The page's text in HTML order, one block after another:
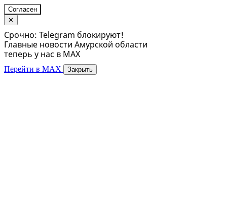
Согласен
✕
Срочно: Telegram блокируют!
Главные новости Амурской области
теперь у нас в MAX
Перейти в MAX Закрыть